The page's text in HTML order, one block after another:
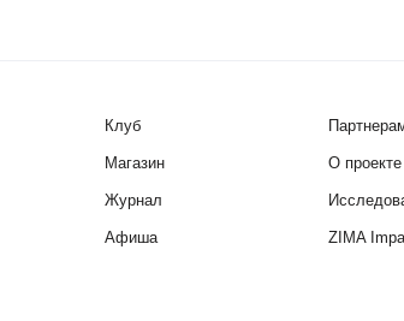
Клуб
Магазин
Журнал
Афиша
О проекте
ZIMA